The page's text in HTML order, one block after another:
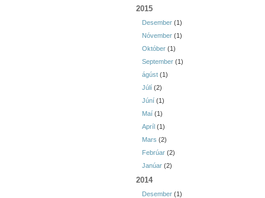
2015
Desember (1)
Nóvember (1)
Október (1)
September (1)
ágúst (1)
Júlí (2)
Júní (1)
Maí (1)
Apríl (1)
Mars (2)
Febrúar (2)
Janúar (2)
2014
Desember (1)